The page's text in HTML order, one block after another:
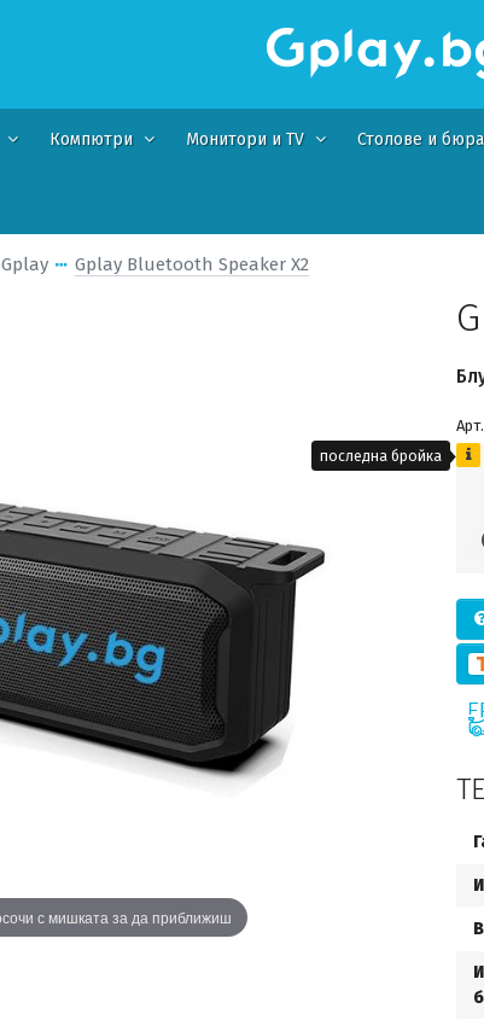
Компютри Монитори и TV Столове и бюра
Gplay Gplay Bluetooth Speaker X2
с мишката за да приближиш
последна бройка